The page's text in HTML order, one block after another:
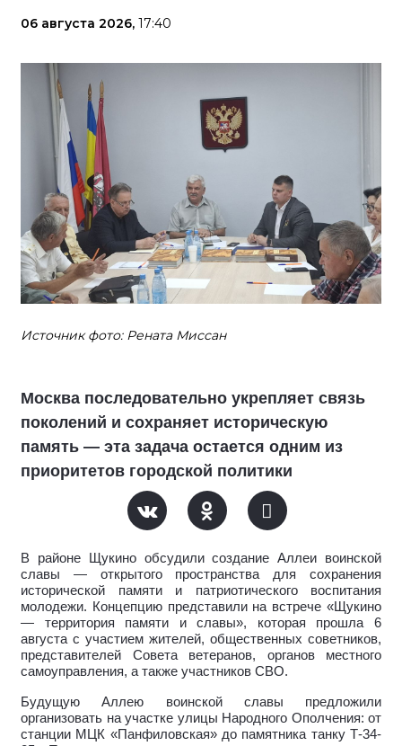
06 августа 2026, 17:40
Источник фото: Рената Миссан
Москва последовательно укрепляет связь
поколений и сохраняет историческую
память — эта задача остается одним из
приоритетов городской политики
В районе Щукино обсудили создание Аллеи воинской
славы — открытого пространства для сохранения
исторической памяти и патриотического воспитания
молодежи. Концепцию представили на встрече «Щукино
— территория памяти и славы», которая прошла 6
августа с участием жителей, общественных советников,
представителей Совета ветеранов, органов местного
самоуправления, а также участников СВО.
Будущую Аллею воинской славы предложили
организовать на участке улицы Народного Ополчения: от
станции МЦК «Панфиловская» до памятника танку Т-34-